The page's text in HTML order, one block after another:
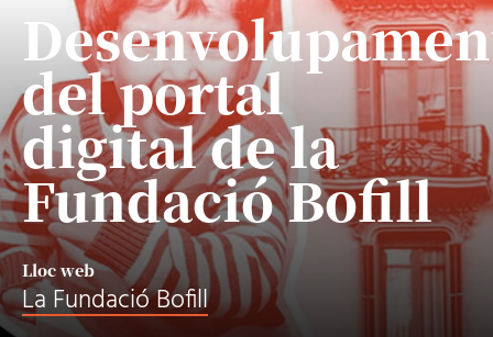
del portal
digital de la
Fundació Bofill
Lloc web
La Fundació Bofill